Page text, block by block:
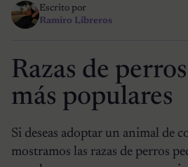
Escrito por
Ramiro Libreros
Razas de
más populares
Si deseas adoptar un animal de
mostramos las razas de perros